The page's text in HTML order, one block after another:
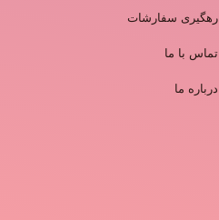
رهگیری سفارشات
تماس با ما
درباره ما